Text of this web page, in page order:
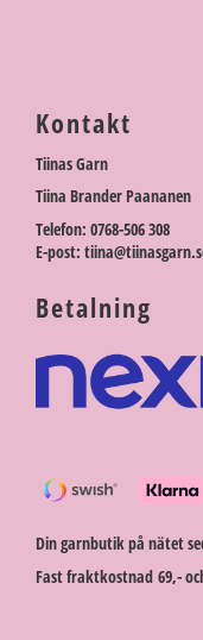
Kontakt
Tiinas Garn
Tiina Brander Paananen
Telefon: 0768-506 308
E-post:
Betalning
Din garnbutik på nätet
Fast fraktkostnad 69,-